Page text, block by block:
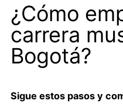
¿Cómo
carrera
Bogotá?
Sigue estos pasos y